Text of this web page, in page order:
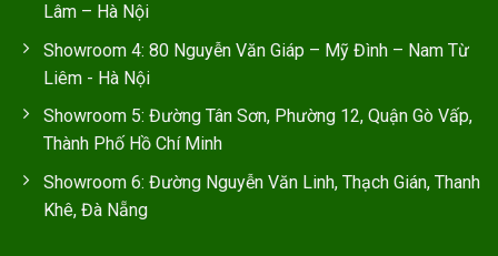
Lâm – Hà Nội
Showroom 4: 80 Nguyễn Văn Giáp – Mỹ Đình – Nam Từ
Liêm - Hà Nội
Showroom 5: Đường Tân Sơn, Phường 12, Quận Gò Vấp,
Thành Phố Hồ Chí Minh
Showroom 6: Đường Nguyễn Văn Linh, Thạch Gián, Thanh
Khê, Đà Nẵng